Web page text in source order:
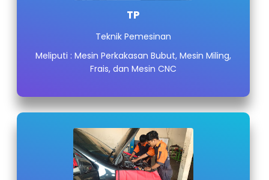
TP
Teknik Pemesinan
Meliputi : Mesin Perkakasan Bubut, Mesin Miling,
Frais, dan Mesin CNC